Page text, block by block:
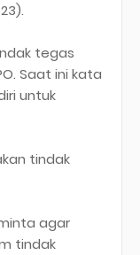
tegas
Saat ini kata
untuk
tindak
agar
tindak